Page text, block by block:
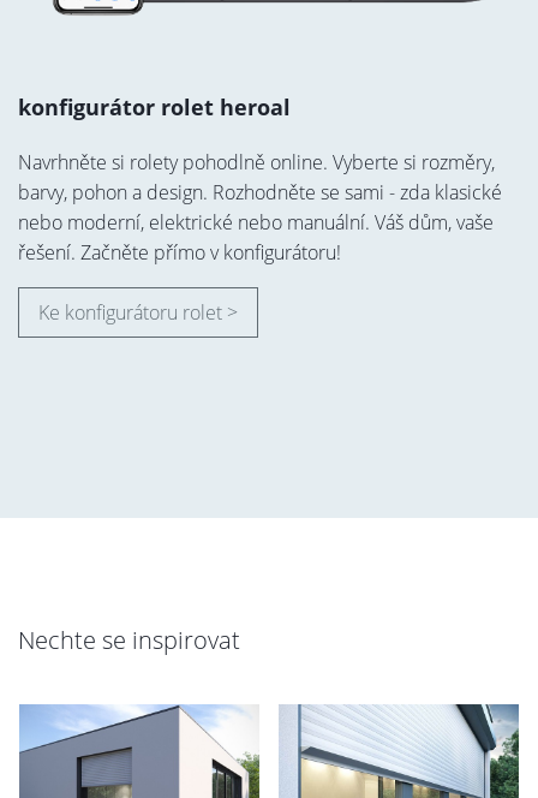
konfigurátor rolet heroal
Navrhněte si rolety pohodlně online. Vyberte si rozměry,
barvy, pohon a design. Rozhodněte se sami - zda klasické
nebo moderní, elektrické nebo manuální. Váš dům, vaše
řešení. Začněte přímo v konfigurátoru!
Ke konfigurátoru rolet >
Nechte se inspirovat